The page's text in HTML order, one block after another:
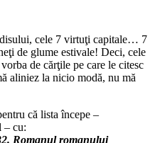
cele 7 virtuţi capitale… 7
de glume estivale! Deci, cele
de cărţile pe care le citesc
aliniez la nicio modă, nu mă
că lista începe –
– cu:
Romanul romanului